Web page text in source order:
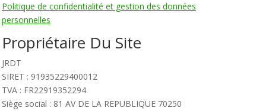
Politique de confidentialité et gestion des données
personnelles
Propriétaire Du Site
JRDT
SIRET : 91935229400012
TVA : FR22919352294
Siège social : 81 AV DE LA REPUBLIQUE 70250